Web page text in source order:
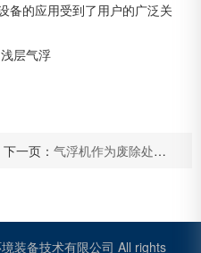
备的应用受到了用户的广泛关
层气浮
下一页：气浮机作为废除处理设备其结构分为哪些方面？
装备技术有限公司 All rights